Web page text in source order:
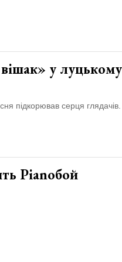
у луцькому
підкорював серця глядачів.
Pianoбой